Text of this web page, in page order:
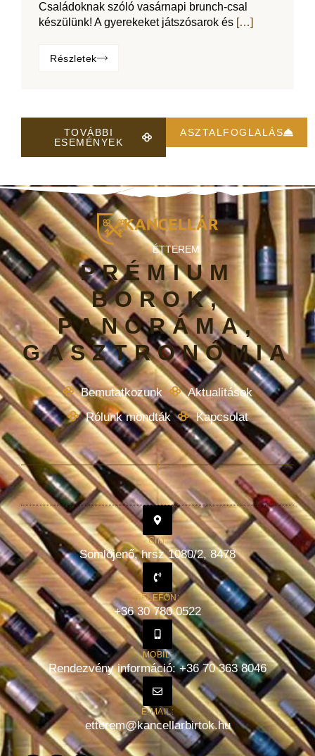
Családoknak szóló vasárnapi brunch-csal
készülünk! A gyerekeket játszósarok és […]
Részletek
TOVÁBBI
ESEMÉNYEK
ASZTALFOGLALÁS
ÉTTEREM
PRÉMIUM
BOROK,
PANORÁMA,
GASZTRONÓMIA
Bemutatkozunk
Aktualitások
Rólunk mondták
Kapcsolat
CÍM:
Somlójenő, hrsz 1080/2, 8478
TELEFON:
+36 30 780 0522
MOBIL:
Rendezvény információ: +36 70 363 8046
E-MAIL:
etterem@kancellarbirtok.hu